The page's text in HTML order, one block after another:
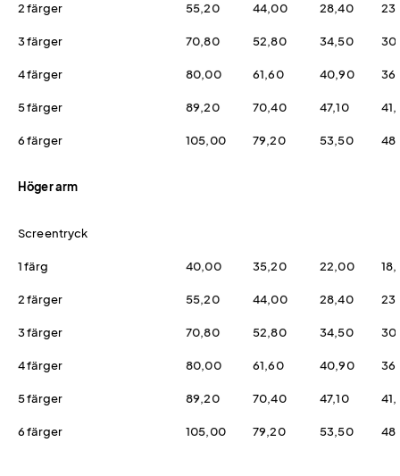
2 färger 55,20 44,00 28,40
3 färger 70,80 52,80 34,50
4 färger 80,00 61,60 40,90
5 färger 89,20 70,40 47,10
6 färger 105,00 79,20 53,50
Höger arm
Screentryck
1 färg 40,00 35,20 22,00
2 färger 55,20 44,00 28,40
3 färger 70,80 52,80 34,50
4 färger 80,00 61,60 40,90
5 färger 89,20 70,40 47,10
6 färger 105,00 79,20 53,50